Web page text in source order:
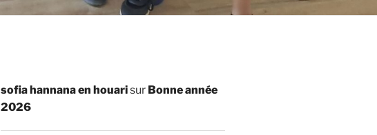
sofia hannana en houarisur Bonne année
2026